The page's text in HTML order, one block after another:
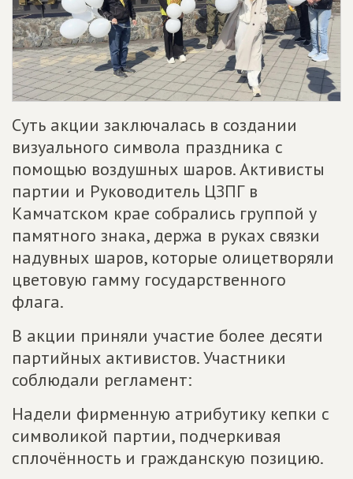
Суть акции заключалась в создании
визуального символа праздника с
помощью воздушных шаров. Активисты
партии и Руководитель ЦЗПГ в
Камчатском крае собрались группой у
памятного знака, держа в руках связки
надувных шаров, которые олицетворяли
цветовую гамму государственного
флага.
В акции приняли участие более десяти
партийных активистов. Участники
соблюдали регламент:
Надели фирменную атрибутику кепки с
символикой партии, подчеркивая
сплочённость и гражданскую позицию.